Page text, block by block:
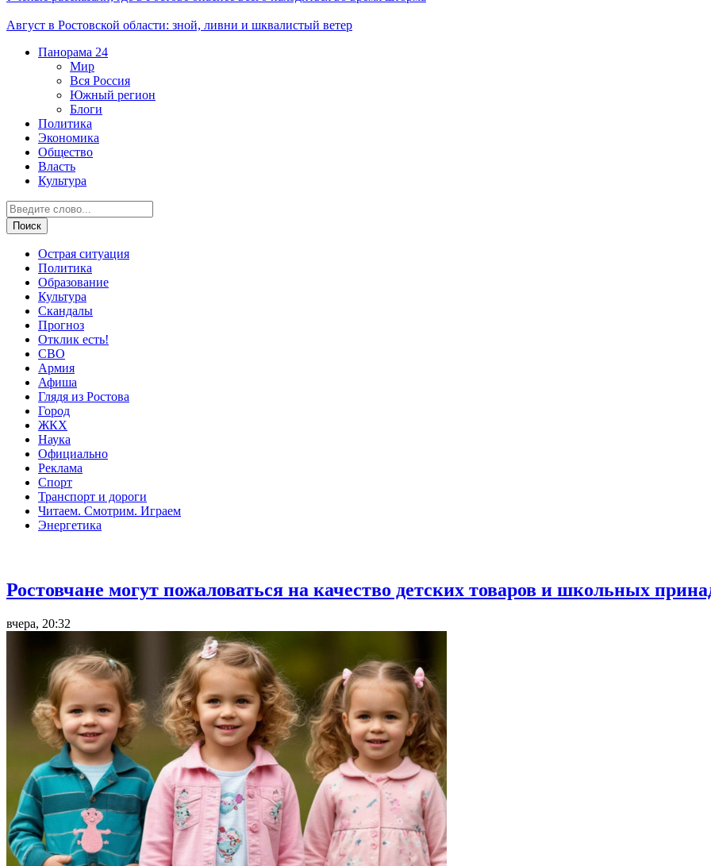
Август в Ростовской области: зной, ливни и шквалистый ветер
Панорама 24
Мир
Вся Россия
Южный регион
Блоги
Политика
Экономика
Общество
Власть
Культура
Острая ситуация
Политика
Образование
Культура
Скандалы
Прогноз
Отклик есть!
СВО
Армия
Афиша
Глядя из Ростова
Город
ЖКХ
Наука
Официально
Реклама
Спорт
Транспорт и дороги
Читаем. Смотрим. Играем
Энергетика
Ростовчане могут пожаловаться на качество детских товаров и школьных
вчера, 20:32